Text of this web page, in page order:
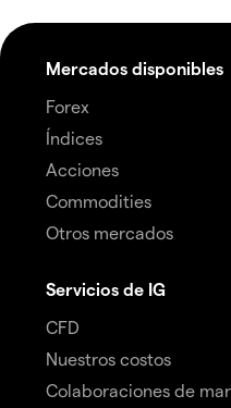
Mercados disponibles
Forex
Índices
Acciones
Commodities
Otros mercados
Servicios de IG
CFD
Nuestros costos
Colaboraciones de